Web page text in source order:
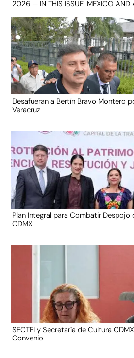
2026 — IN THIS ISSUE: MEXICO AND
Desafueran a Bertín Bravo Montero
Veracruz
Plan Integral para Combatir Despojo
CDMX
SECTEI y Secretaría de Cultura
Convenio